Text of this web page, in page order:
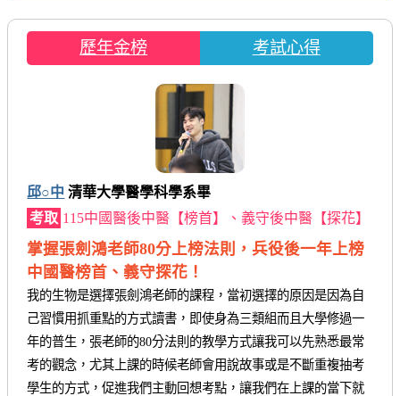
歷年金榜 考試心得
邱○中 清華大學醫學科學系畢
考取 115中國醫後中醫【榜首】、義守後中醫【探花】
掌握張劍鴻老師80分上榜法則，兵役後一年上榜
中國醫榜首、義守探花！
我的生物是選擇張劍鴻老師的課程，當初選擇的原因是因為自
己習慣用抓重點的方式讀書，即使身為三類組而且大學修過一
年的普生，張老師的80分法則的教學方式讓我可以先熟悉最常
考的觀念，尤其上課的時候老師會用說故事或是不斷重複抽考
學生的方式，促進我們主動回想考點，讓我們在上課的當下就